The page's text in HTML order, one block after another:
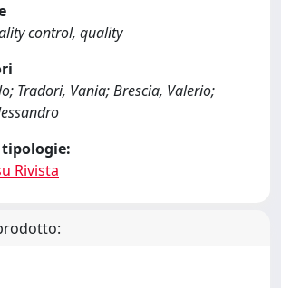
control, quality
Tradori, Vania; Brescia, Valerio;
Rivista